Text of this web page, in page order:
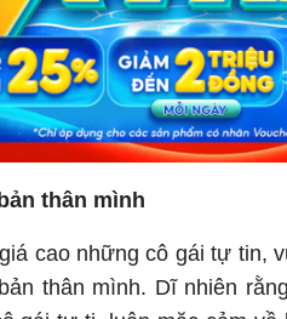
thân mình
cao những cô gái tự tin,
thân mình. Dĩ nhiên